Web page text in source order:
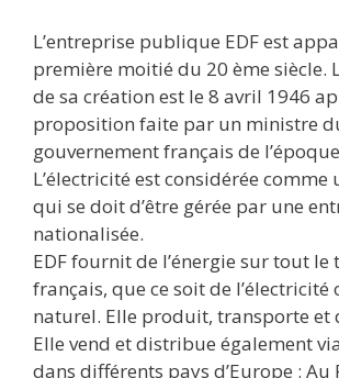
L’entreprise publique EDF est
première moitié du 20 ème siècle.
de sa création est le 8 avril 1946
proposition faite par un ministre
gouvernement français de
L’électricité est considérée
qui se doit d’être gérée par une
nationalisée.
EDF fournit de l’énergie sur tout
français, que ce soit de l’électricité
naturel. Elle produit, transporte et
Elle vend et distribue également
dans différents pays d’Europe : Au